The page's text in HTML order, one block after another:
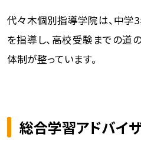
代々木個別指導学院は、中学
を指導し、高校受験までの道
体制が整っています。
総合学習アドバイ